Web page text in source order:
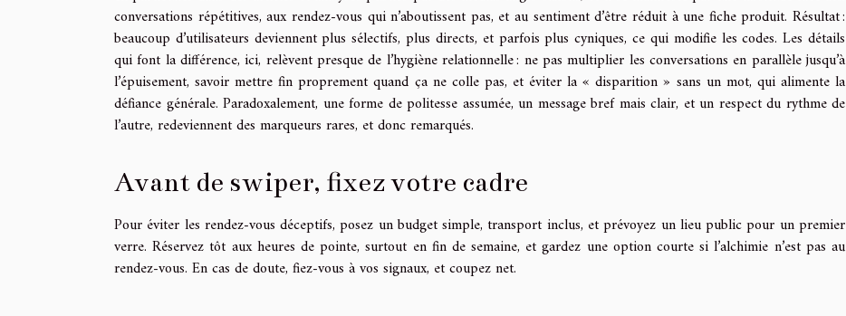
conversations répétitives, aux rendez-vous qui n’aboutissent pas, et au sentiment d’être réduit à une fiche produit. Résultat :
beaucoup d’utilisateurs deviennent plus sélectifs, plus directs, et parfois plus cyniques, ce qui modifie les codes. Les détails
qui font la différence, ici, relèvent presque de l’hygiène relationnelle : ne pas multiplier les conversations en parallèle jusqu’à
l’épuisement, savoir mettre fin proprement quand ça ne colle pas, et éviter la « disparition » sans un mot, qui alimente la
défiance générale. Paradoxalement, une forme de politesse assumée, un message bref mais clair, et un respect du rythme de
l’autre, redeviennent des marqueurs rares, et donc remarqués.
Avant de swiper, fixez votre cadre
Pour éviter les rendez-vous déceptifs, posez un budget simple, transport inclus, et prévoyez un lieu public pour un premier
verre. Réservez tôt aux heures de pointe, surtout en fin de semaine, et gardez une option courte si l’alchimie n’est pas au
rendez-vous. En cas de doute, fiez-vous à vos signaux, et coupez net.